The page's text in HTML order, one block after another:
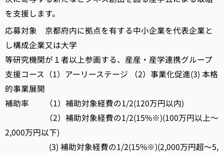
を支援します。
応募対象 京都府内に拠点を有する中小企業を代表企業と
し構成企業又は大学
等研究機関が１者以上参画する、産産・産学連携グループ
支援コース（1）アーリーステージ （2）事業化促進(3) 本格
的事業展開
補助率 （1）補助対象経費の1/2(120万円以内)
（2）補助対象経費の1/2(15%※)(100万円以上～
2,000万円以下)
(3) 補助対象経費の1/2(15%※)(2,000万円超～5,